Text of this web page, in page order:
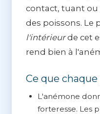
contact, tuant
des poissons. Le
l'intérieurde cet
rend bien à
Ce que
L'anémone
forteresse. Les